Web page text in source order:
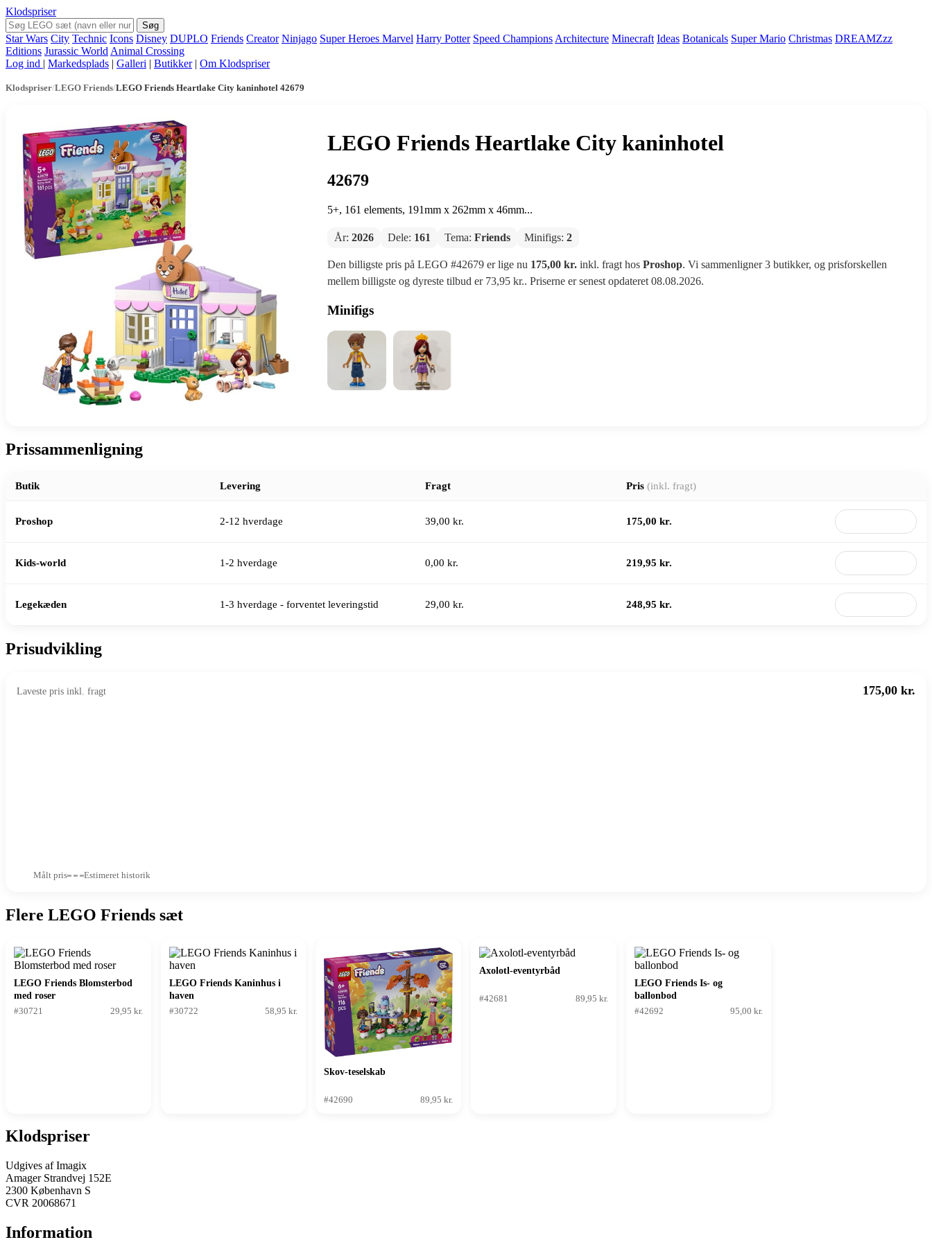
Klodspriser
Søg
Star Wars City Technic Icons Disney DUPLO Friends Creator Ninjago Super Heroes Marvel Harry Potter Speed Champions Architecture Minecraft Ideas Botanicals Super Mario Christmas DREAMZzz
Editions Jurassic World Animal Crossing
Log ind | Markedsplads | Galleri | Butikker | Om Klodspriser
Klodspriser/LEGO Friends/LEGO Friends Heartlake City kaninhotel 42679
LEGO Friends Heartlake City kaninhotel
42679
5+, 161 elements, 191mm x 262mm x 46mm...
År: 2026 Dele: 161 Tema: Friends Minifigs: 2
Den billigste pris på LEGO #42679 er lige nu 175,00 kr.inkl. fragt hos Proshop. Vi sammenligner 3 butikker, og prisforskellen
mellem billigste og dyreste tilbud er 73,95 kr.. Priserne er senest opdateret 08.08.2026.
Minifigs
Prissammenligning
Butik Levering Fragt Pris (inkl. fragt)
Proshop 2-12 hverdage 39,00 kr. 175,00 kr.
Kids-world 1-2 hverdage 0,00 kr. 219,95 kr.
Legekæden 1-3 hverdage - forventet leveringstid 29,00 kr. 248,95 kr.
Prisudvikling
Laveste pris inkl. fragt 175,00 kr.
Målt pris Estimeret historik
Flere LEGO Friends sæt
LEGO Friends Blomsterbod
med roser
#30721
29,95 kr.
LEGO Friends Kaninhus i
haven
#30722
58,95 kr.
Skov-teselskab
#42690 89,95 kr.
Axolotl-eventyrbåd
#42681 89,95 kr.
LEGO Friends Is- og
ballonbod
#42692
95,00 kr.
Klodspriser
Udgives af Imagix
Amager Strandvej 152E
2300 København S
CVR 20068671
Information